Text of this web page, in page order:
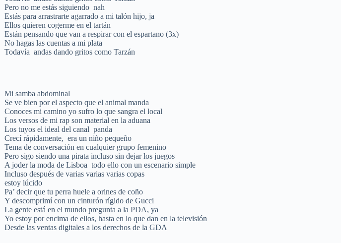
Pero no me estás siguiendo nah
Estás para arrastrarte agarrado a mi talón hijo, ja
Ellos quieren cogerme en el tartán
Están pensando que van a respirar con el espartano (3x)
No hagas las cuentas a mi plata
Todavía andas dando gritos como Tarzán
Mi samba abdominal
Se ve bien por el aspecto que el animal manda
Conoces mi camino yo sufro lo que sangra el local
Los versos de mi rap son material en la aduana
Los tuyos el ideal del canal panda
Crecí rápidamente, era un niño pequeño
Tema de conversación en cualquier grupo femenino
Pero sigo siendo una pirata incluso sin dejar los juegos
A joder la moda de Lisboa todo ello con un escenario simple
Incluso después de varias varias varias copas
estoy lúcido
Pa’ decir que tu perra huele a orines de coño
Y descomprimí con un cinturón rígido de Gucci
La gente está en el mundo pregunta a la PDA, ya
Yo estoy por encima de ellos, hasta en lo que dan en la televisión
Desde las ventas digitales a los derechos de la GDA